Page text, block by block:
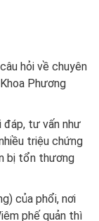
hỏi về chuyên
Phương
đáp, tư vấn như
triệu chứng
bị tổn thương
của phổi, nơi
phế quản thì